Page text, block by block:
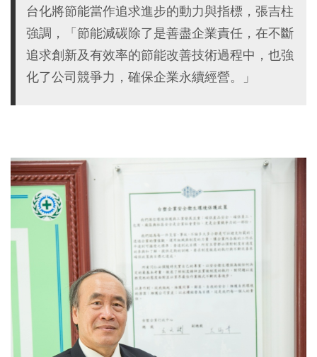
台化將節能當作追求進步的動力與指標，張吉柱
強調，「節能減碳除了是善盡企業責任，在不斷
追求創新及有效率的節能改善技術過程中，也強
化了公司競爭力，確保企業永續經營。」